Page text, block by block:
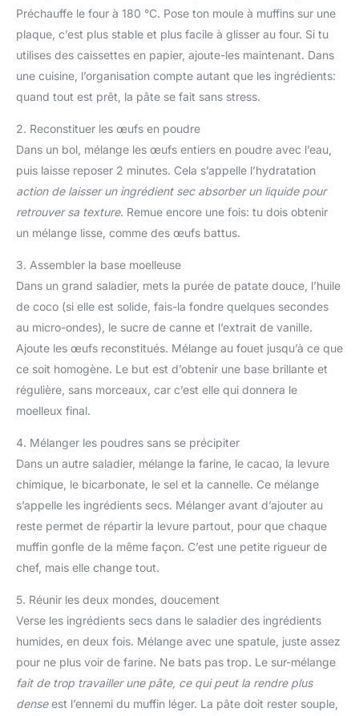
Préchauffe le four à 180 °C. Pose ton moule à muffins sur une
plaque, c’est plus stable et plus facile à glisser au four. Si tu
utilises des caissettes en papier, ajoute-les maintenant. Dans
une cuisine, l’organisation compte autant que les ingrédients:
quand tout est prêt, la pâte se fait sans stress.
2. Reconstituer les œufs en poudre
Dans un bol, mélange les œufs entiers en poudre avec l’eau,
puis laisse reposer 2 minutes. Cela s’appelle l’hydratation
action de laisser un ingrédient sec absorber un liquide pour
retrouver sa texture. Remue encore une fois: tu dois obtenir
un mélange lisse, comme des œufs battus.
3. Assembler la base moelleuse
Dans un grand saladier, mets la purée de patate douce, l’huile
de coco (si elle est solide, fais-la fondre quelques secondes
au micro-ondes), le sucre de canne et l’extrait de vanille.
Ajoute les œufs reconstitués. Mélange au fouet jusqu’à ce que
ce soit homogène. Le but est d’obtenir une base brillante et
régulière, sans morceaux, car c’est elle qui donnera le
moelleux final.
4. Mélanger les poudres sans se précipiter
Dans un autre saladier, mélange la farine, le cacao, la levure
chimique, le bicarbonate, le sel et la cannelle. Ce mélange
s’appelle les ingrédients secs. Mélanger avant d’ajouter au
reste permet de répartir la levure partout, pour que chaque
muffin gonfle de la même façon. C’est une petite rigueur de
chef, mais elle change tout.
5. Réunir les deux mondes, doucement
Verse les ingrédients secs dans le saladier des ingrédients
humides, en deux fois. Mélange avec une spatule, juste assez
pour ne plus voir de farine. Ne bats pas trop. Le sur-mélange
fait de trop travailler une pâte, ce qui peut la rendre plus
denseest l’ennemi du muffin léger. La pâte doit rester souple,